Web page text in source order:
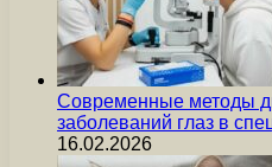
Современные методы
заболеваний глаз в
16.02.2026